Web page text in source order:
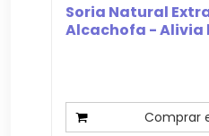
Soria Natural
Alcachofa - Alivia
Comprar